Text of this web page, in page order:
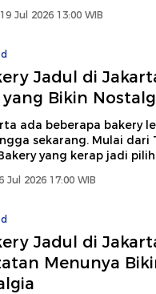
Jul 2026 13:00 WIB
Jadul di
yang Bikin
ada beberapa bakery
sekarang. Mulai dari
yang kerap jadi
Jul 2026 17:00 WIB
Jadul di
Menunya